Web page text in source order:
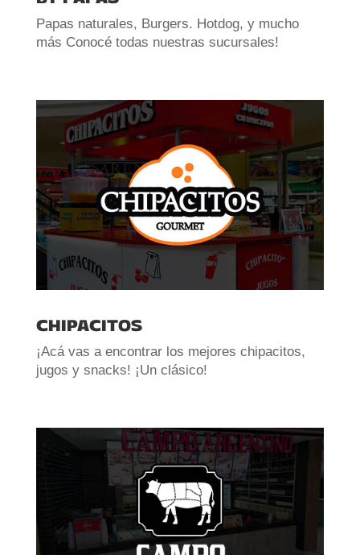
Papas naturales, Burgers. Hotdog, y mucho
más Conocé todas nuestras sucursales!
CHIPACITOS
¡Acá vas a encontrar los mejores chipacitos,
jugos y snacks! ¡Un clásico!